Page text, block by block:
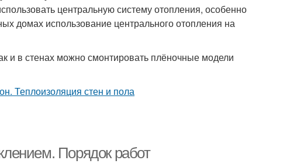
центральную систему отопления, особенно
домах использование центрального отопления на
и в стенах можно смонтировать плёночные модели
Порядок работ